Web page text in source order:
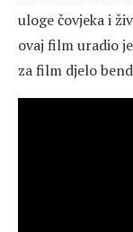
uloge čovjeka i
ovaj film uradio je
za film djelo